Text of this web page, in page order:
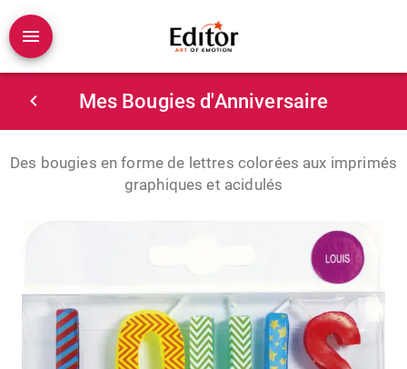
Mes Bougies d'Anniversaire
Des bougies en forme de lettres colorées aux imprimés
graphiques et acidulés